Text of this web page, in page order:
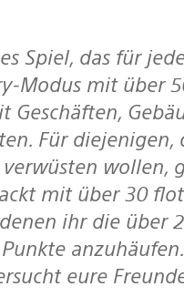
Modus mit über
Geschäften,
Für diejenigen,
wollen,
mit über 30
ihr die über
eure